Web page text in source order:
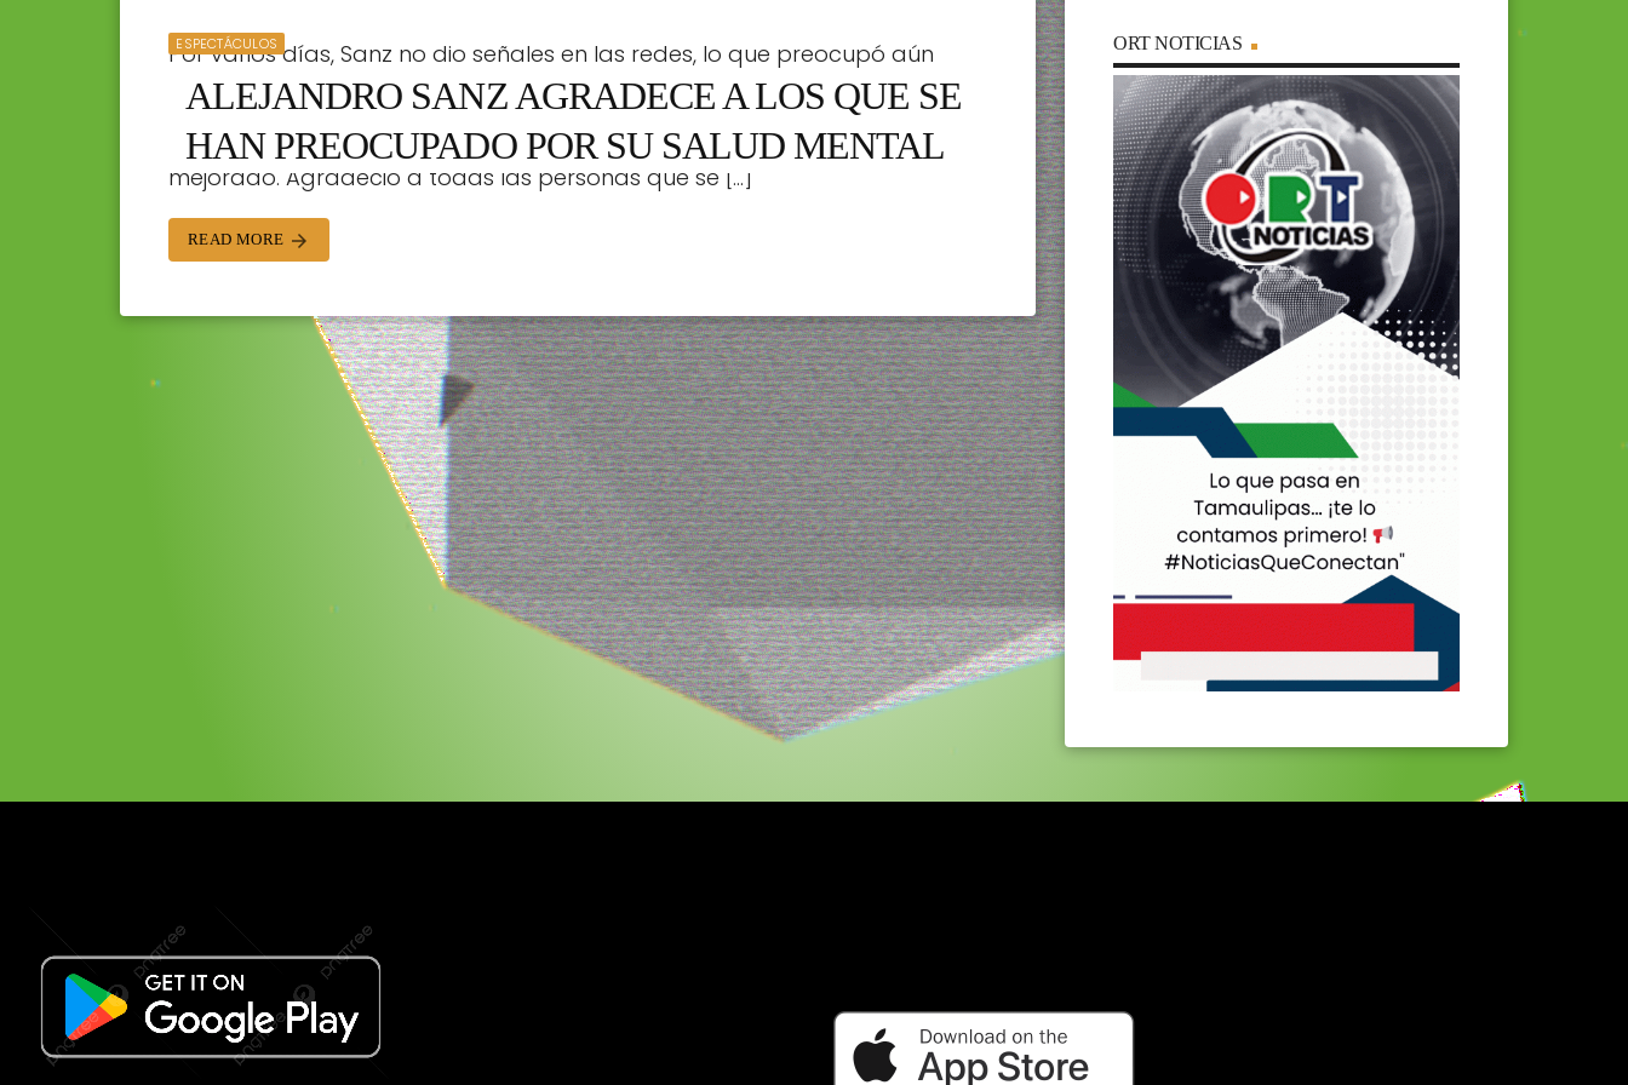
ESPECTÁCULOS
ALEJANDRO SANZ AGRADECE A LOS QUE SE
HAN PREOCUPADO POR SU SALUD MENTAL
Por varios días, Sanz no dio señales en las redes, lo que preocupó aún
más a todos los que lo quieren. Pero hace unas horas, regresó a Twitter y
compartió que, aunque aún no está al cien por ciento, su situación ha
mejorado. Agradeció a todas las personas que se […]
READ MORE arrow_forward
ORT NOTICIAS